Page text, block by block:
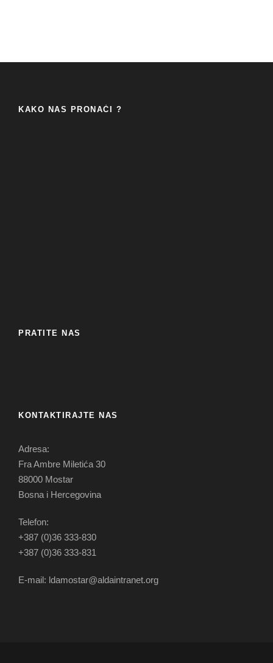
KAKO NAS PRONAĆI ?
PRATITE NAS
KONTAKTIRAJTE NAS
Adresa:
Fra Ambre Miletića 30
88000 Mostar
Bosna i Hercegovina
Telefon:
+387 (0)36 333-830
+387 (0)36 333-831
E-mail: ldamostar@aldaintranet.org